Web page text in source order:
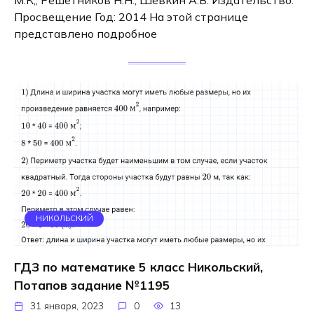
Просвещение Год: 2014 На этой странице
представлено подробное
НИКОЛЬСКИЙ
ГДЗ по математике 5 класс Никольский,
Потапов задание №1195
31 января, 2023 0 13